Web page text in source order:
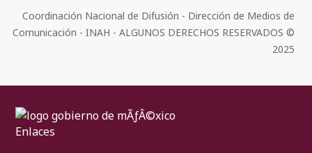
Coordinación Nacional de Difusión - Dirección de Medios de
Comunicación - INAH - ALGUNOS DERECHOS RESERVADOS ©
2025
Enlaces